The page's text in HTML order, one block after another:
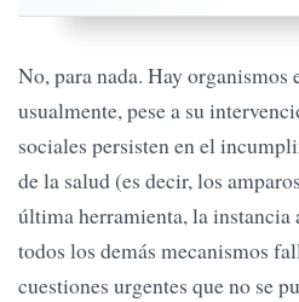
No, para nada. Hay organismos
usualmente, pese a su
sociales persisten en el
de la salud (es decir, los
última herramienta, la instancia
todos los demás mecanismos
cuestiones urgentes que no se